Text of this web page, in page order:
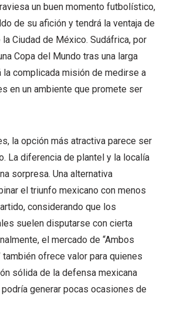
un buen momento futbolístico,
de su afición y tendrá la ventaja de
Ciudad de México. Sudáfrica, por
Copa del Mundo tras una larga
la complicada misión de medirse a
en un ambiente que promete ser
la opción más atractiva parece ser
La diferencia de plantel y la localía
sorpresa. Una alternativa
el triunfo mexicano con menos
considerando que los
suelen disputarse con cierta
el mercado de “Ambos
también ofrece valor para quienes
sólida de la defensa mexicana
generar pocas ocasiones de